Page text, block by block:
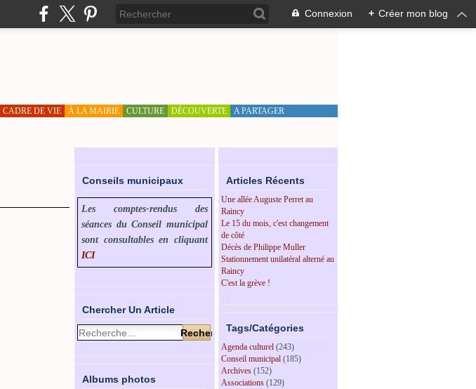
Connexion + Créer mon blog
CADRE DE VIE À LA MAIRIE CULTURE DÉCOUVERTE A PARTAGER
Conseils municipaux
Les comptes-rendus des
séances du Conseil municipal
sont consultables en cliquant
ICI
Chercher Un Article
Albums photos
Articles Récents
Une allée Auguste Perret au
Raincy
Le 15 du mois, c'est changement
de côté
Décès de Philippe Muller
Stationnement unilatéral alterné au
Raincy
C'est la grève !
Tags/Catégories
Agenda culturel (243)
Conseil municipal (185)
Archives (152)
Associations (129)